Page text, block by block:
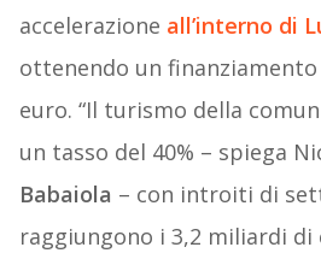
accelerazione all’interno di
ottenendo un
euro. “Il turismo della
un tasso del 40% – spiega
Babaiola – con introiti di
raggiungono i 3,2 miliardi di